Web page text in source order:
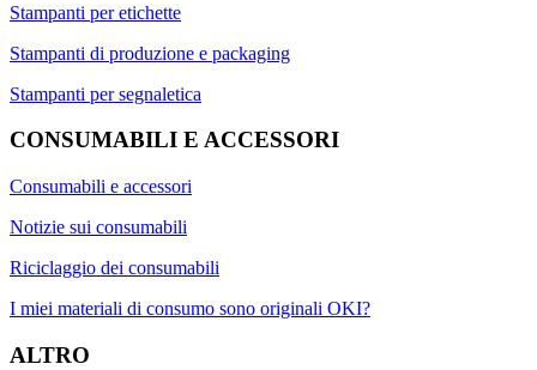
Stampanti per etichette
Stampanti di produzione e packaging
Stampanti per segnaletica
CONSUMABILI E ACCESSORI
Consumabili e accessori
Notizie sui consumabili
Riciclaggio dei consumabili
I miei materiali di consumo sono originali OKI?
ALTRO